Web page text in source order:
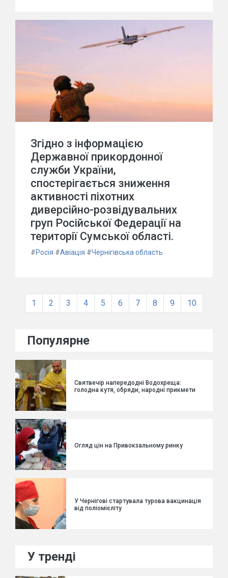
Згідно з інформацією
Державної прикордонної
служби України,
спостерігається зниження
активності піхотних
диверсійно-розвідувальних
груп Російської Федерації на
території Сумської області.
#Росія #Авіація #Чернігівська область
1 2 3 4 5 6 7 8 9 10
Популярне
Святвечір напередодні Водохреща:
голодна кутя, обряди, народні прикмети
Огляд цін на Привокзальному ринку
У Чернігові стартувала турова вакцинація
від поліомієліту
У тренді